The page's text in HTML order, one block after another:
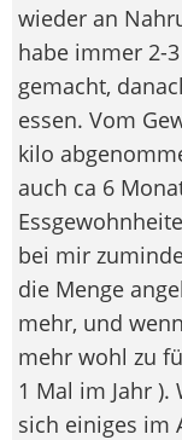
wieder an
habe immer 2-
gemacht,
essen. Vom
kilo
auch ca 6
bei mir
die Menge
mehr, und
mehr wohl zu
1 Mal im Jahr
sich einiges im